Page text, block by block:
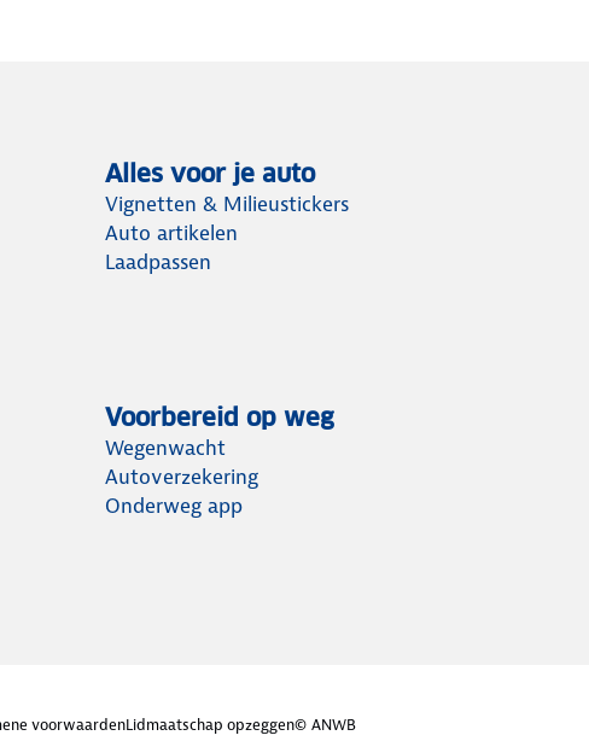
Alles voor je auto
Vignetten & Milieustickers
Auto artikelen
Laadpassen
Voorbereid op weg
Wegenwacht
Autoverzekering
Onderweg app
voorwaardenLidmaatschap opzeggen© ANWB